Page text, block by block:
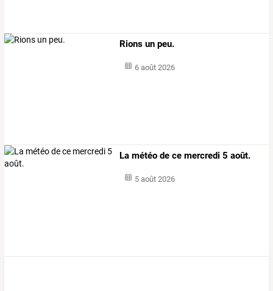
Rions un peu.
6 août 2026
La météo de ce mercredi 5 août.
5 août 2026